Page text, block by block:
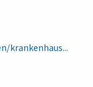
krankenhaus...